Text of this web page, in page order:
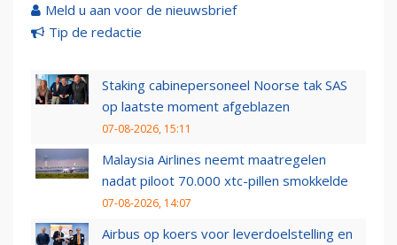
Meld u aan voor de nieuwsbrief
Tip de redactie
Staking cabinepersoneel Noorse tak SAS
op laatste moment afgeblazen
07-08-2026, 15:11
Malaysia Airlines neemt maatregelen
nadat piloot 70.000 xtc-pillen smokkelde
07-08-2026, 14:07
Airbus op koers voor leverdoelstelling en